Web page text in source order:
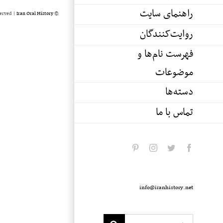
راهنمای سایت
روایت‌کنندگان
فهرست نام‌ها و
موضوعات
دسته‌ها
تماس با ما
facebook
twitter
instagram
info@iranhistory.net
© Copyright 2020 -
| Iran Oral History